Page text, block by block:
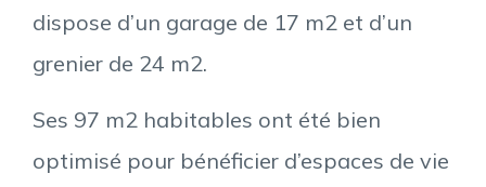
dispose d’un garage de 17 m2 et d’un
grenier de 24 m2.
Ses 97 m2 habitables ont été bien
optimisé pour bénéficier d’espaces de vie